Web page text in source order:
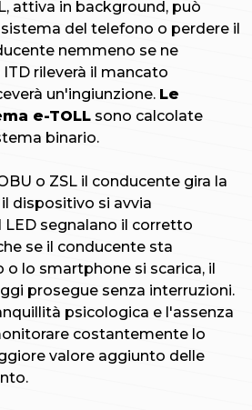
attiva in background, può
del telefono o perdere il
nemmeno se ne
rileverà il mancato
un'ingiunzione. Le
e-TOLL sono calcolate
binario.
o ZSL il conducente gira la
dispositivo si avvia
segnalano il corretto
se il conducente sta
lo smartphone si scarica, il
prosegue senza interruzioni.
psicologica e l'assenza
costantemente lo
valore aggiunto delle